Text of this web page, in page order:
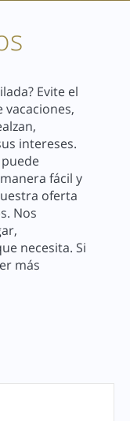
Evite el
vacaciones,
intereses.
fácil y
oferta
Nos
necesita. Si
más